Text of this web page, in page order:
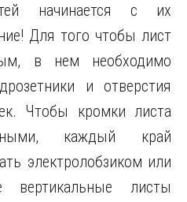
начинается с их
Для того чтобы лист
в нем необходимо
и отверстия
Чтобы кромки листа
каждый край
электролобзиком или
листы